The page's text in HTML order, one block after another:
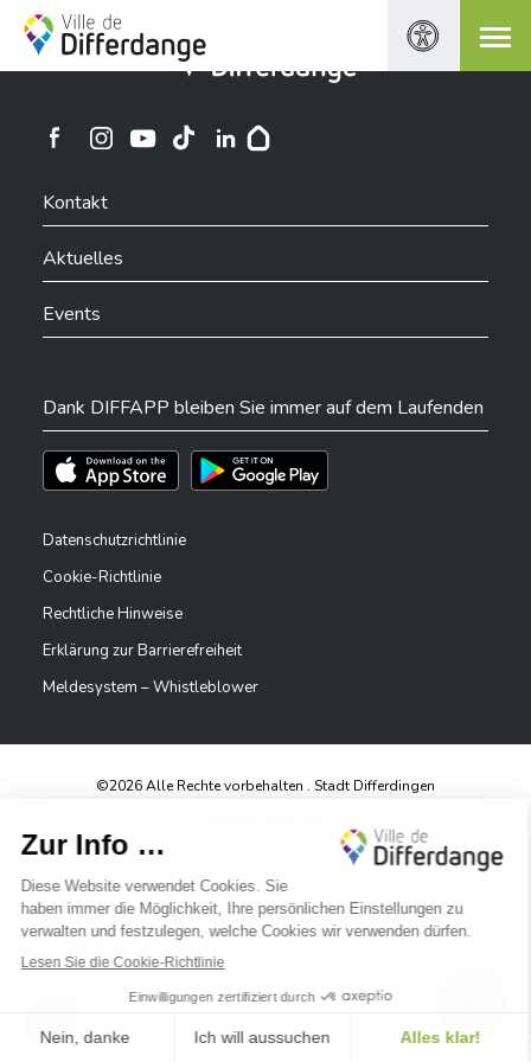
Stadt Differdingen
Ville de Differdange sur Instagram
Kontakt
Aktuelles
Events
Dank DIFFAPP bleiben Sie immer auf dem Laufenden
Téléchargez l'app sur l'App StoreTéléchargez l'app sur Play Store
Datenschutzrichtlinie
Cookie-Richtlinie
Rechtliche Hinweise
Erklärung zur Barrierefreiheit
Meldesystem – Whistleblower
©2026 Alle Rechte vorbehalten . Stadt Differdingen
✕
Bonjour, comment puis-je vous aider ?